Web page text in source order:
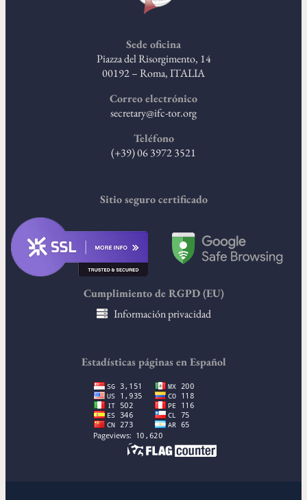
Sede oficina
Piazza del Risorgimento, 14
00192 – Roma, ITALIA
Correo electrónico
secretary@ifc-tor.org
Teléfono
(+39) 06 3972 3521
Sitio seguro certificado
Cumplimiento de RGPD (EU)
Información privacidad
Estadísticas páginas en Español